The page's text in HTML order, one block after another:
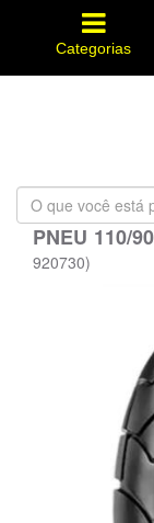
Categorias
O
que
você
está
PNEU 110/
920730)